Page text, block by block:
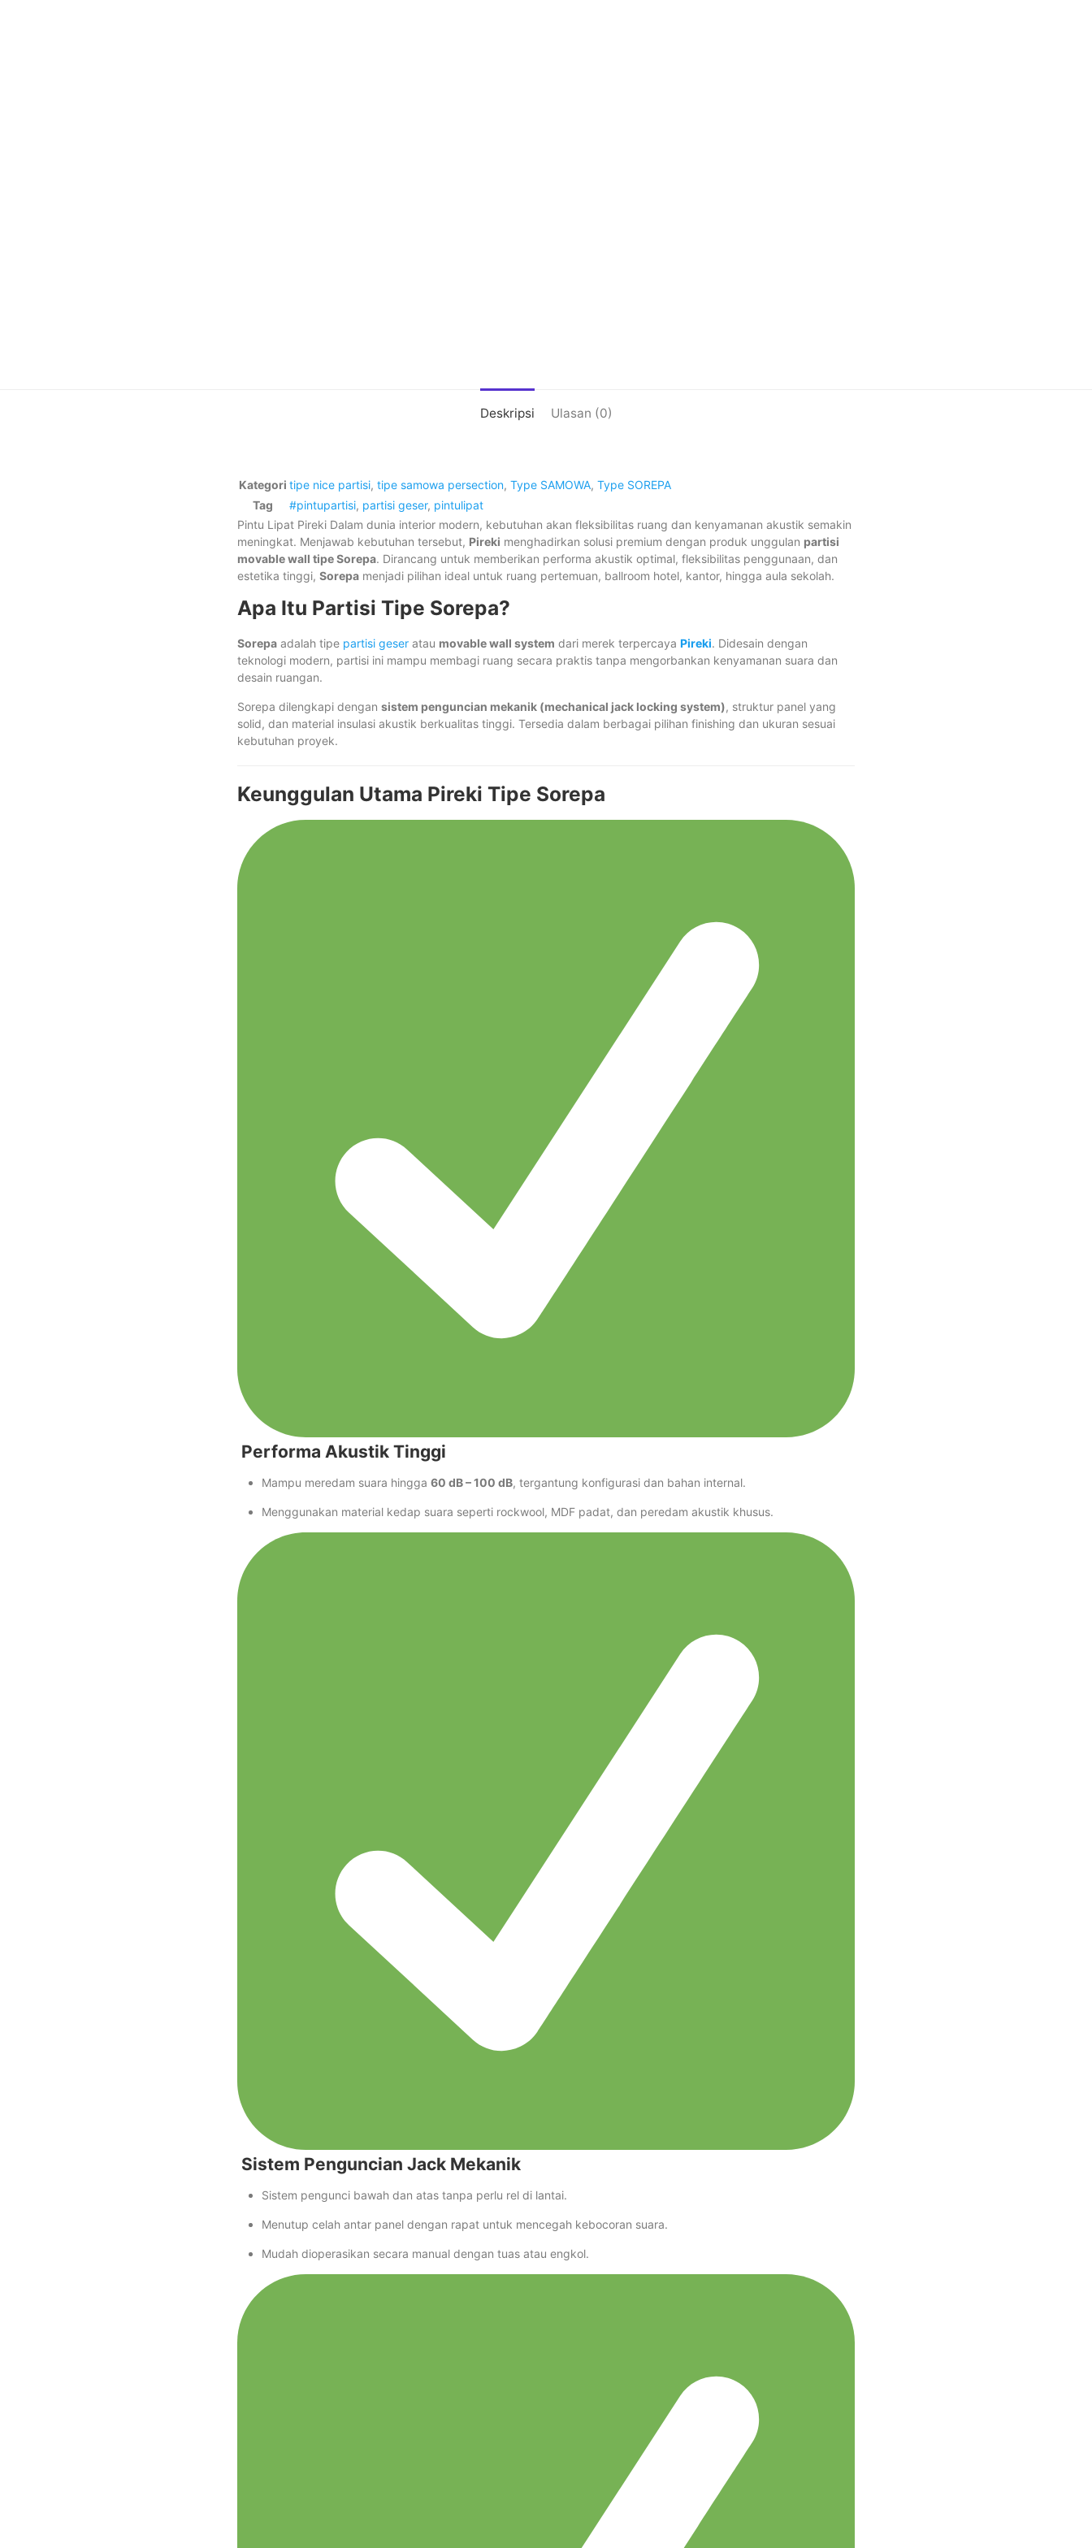
Deskripsi Ulasan (0)
Kategori tipe nice partisi, tipe samowa persection, Type SAMOWA, Type SOREPA
Tag
#pintupartisi, partisi geser, pintulipat
Pintu Lipat Pireki Dalam dunia interior modern, kebutuhan akan fleksibilitas ruang dan kenyamanan akustik semakin
meningkat. Menjawab kebutuhan tersebut, Pireki menghadirkan solusi premium dengan produk unggulan partisi
movable wall tipe Sorepa. Dirancang untuk memberikan performa akustik optimal, fleksibilitas penggunaan, dan
estetika tinggi, Sorepa menjadi pilihan ideal untuk ruang pertemuan, ballroom hotel, kantor, hingga aula sekolah.
Apa Itu Partisi Tipe Sorepa?
Sorepa adalah tipe partisi geser atau movable wall system dari merek terpercaya Pireki. Didesain dengan
teknologi modern, partisi ini mampu membagi ruang secara praktis tanpa mengorbankan kenyamanan suara dan
desain ruangan.
Sorepa dilengkapi dengan sistem penguncian mekanik (mechanical jack locking system), struktur panel yang
solid, dan material insulasi akustik berkualitas tinggi. Tersedia dalam berbagai pilihan finishing dan ukuran sesuai
kebutuhan proyek.
Keunggulan Utama Pireki Tipe Sorepa
Performa Akustik Tinggi
Mampu meredam suara hingga 60 dB – 100 dB, tergantung konfigurasi dan bahan internal.
Menggunakan material kedap suara seperti rockwool, MDF padat, dan peredam akustik khusus.
Sistem Penguncian Jack Mekanik
Sistem pengunci bawah dan atas tanpa perlu rel di lantai.
Menutup celah antar panel dengan rapat untuk mencegah kebocoran suara.
Mudah dioperasikan secara manual dengan tuas atau engkol.